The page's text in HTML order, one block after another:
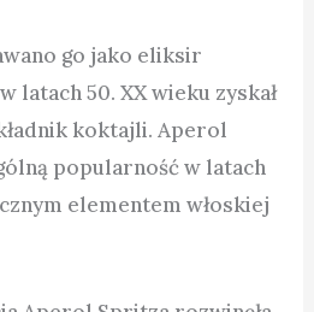
go jako eliksir
latach 50. XX wieku zyskał
koktajli. Aperol
popularność w latach
elementem włoskiej